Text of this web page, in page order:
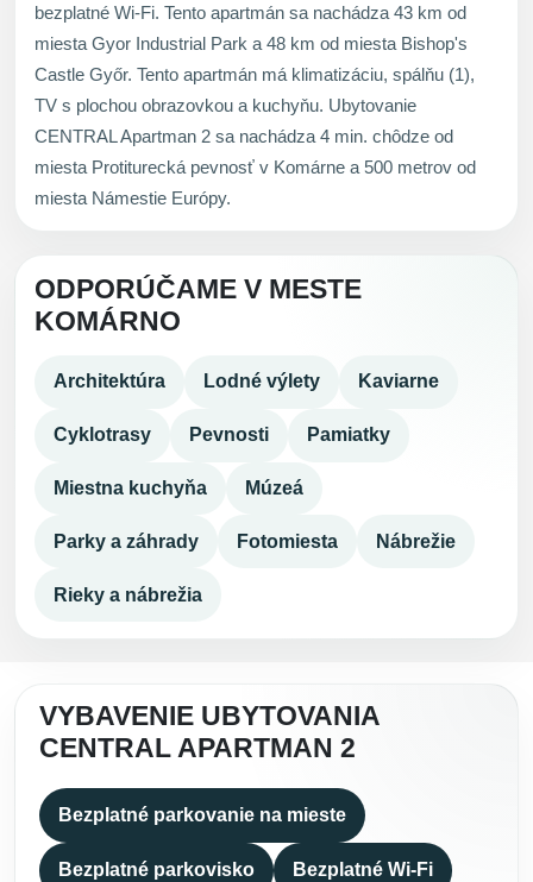
bezplatné Wi-Fi. Tento apartmán sa nachádza 43 km od
miesta Gyor Industrial Park a 48 km od miesta Bishop's
Castle Győr. Tento apartmán má klimatizáciu, spálňu (1),
TV s plochou obrazovkou a kuchyňu. Ubytovanie
CENTRAL Apartman 2 sa nachádza 4 min. chôdze od
miesta Protiturecká pevnosť v Komárne a 500 metrov od
miesta Námestie Európy.
ODPORÚČAME V MESTE
KOMÁRNO
Architektúra Lodné výlety Kaviarne
Cyklotrasy Pevnosti Pamiatky
Miestna kuchyňa Múzeá
Parky a záhrady Fotomiesta Nábrežie
Rieky a nábrežia
VYBAVENIE UBYTOVANIA
CENTRAL APARTMAN 2
Bezplatné parkovanie na mieste
Bezplatné parkovisko Bezplatné Wi-Fi